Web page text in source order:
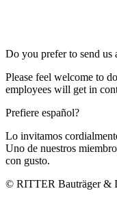
Do you prefer to send us
Please feel welcome to
employees will get in
Prefiere español?
Lo invitamos
Uno de nuestros
con gusto.
© RITTER Bauträger &